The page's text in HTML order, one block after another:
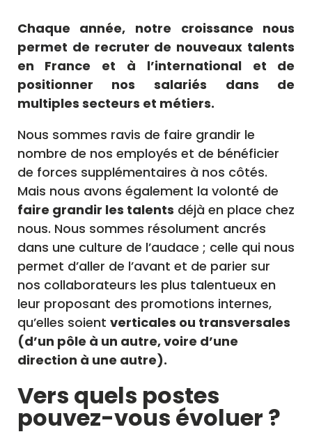
Chaque année, notre croissance nous
permet de recruter de nouveaux talents
en France et à l’international et de
positionner nos salariés dans de
multiples secteurs et métiers.
Nous sommes ravis de faire grandir le
nombre de nos employés et de bénéficier
de forces supplémentaires à nos côtés.
Mais nous avons également la volonté de
faire grandir les talents déjà en place chez
nous. Nous sommes résolument ancrés
dans une culture de l’audace ; celle qui nous
permet d’aller de l’avant et de parier sur
nos collaborateurs les plus talentueux en
leur proposant des promotions internes,
qu’elles soient verticales ou transversales
(d’un pôle à un autre, voire d’une
direction à une autre).
Vers quels postes
pouvez-vous évoluer ?